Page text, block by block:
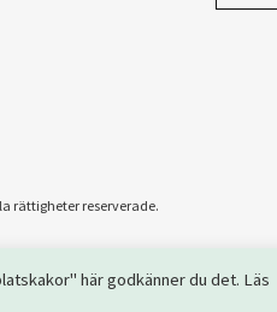
rättigheter reserverade.
här godkänner du det. Läs